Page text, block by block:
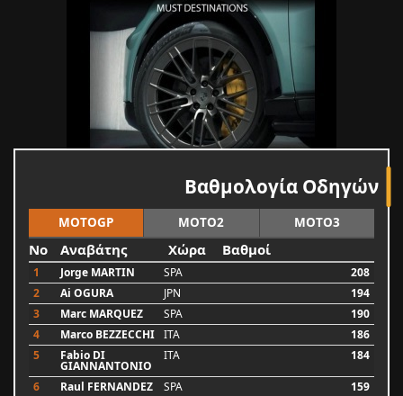
Βαθμολογία Οδηγών
MOTOGP MOTO2 MOTO3
No Αναβάτης Χώρα Βαθμοί
1 Jorge MARTIN SPA
208
2
Ai OGURA JPN
194
3
Marc MARQUEZ SPA
190
4
Marco BEZZECCHI ITA
186
5
Fabio DI
GIANNANTONIO
ITA 184
6 Raul FERNANDEZ SPA
159